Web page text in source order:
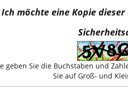
Ich möchte eine Kopie
geben Sie die Buchstaben und
Sie auf Groß- und